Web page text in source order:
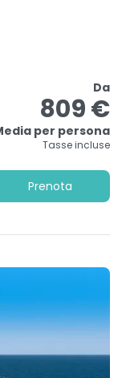
Da
809 €
per persona
Tasse incluse
Prenota